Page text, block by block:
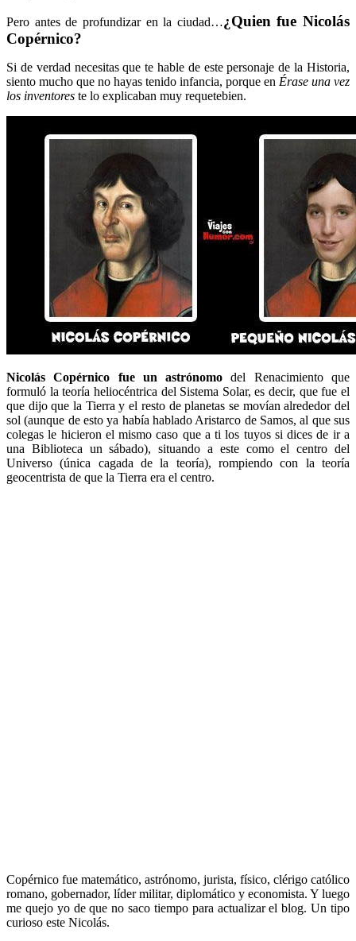
Pero antes de profundizar en la ciudad…¿Quien fue Nicolás
Copérnico?
Si de verdad necesitas que te hable de este personaje de la Historia,
siento mucho que no hayas tenido infancia, porque en Érase una vez
los inventores te lo explicaban muy requetebien.
Nicolás Copérnico fue un astrónomo del Renacimiento que
formuló la teoría heliocéntrica del Sistema Solar, es decir, que fue el
que dijo que la Tierra y el resto de planetas se movían alrededor del
sol (aunque de esto ya había hablado Aristarco de Samos, al que sus
colegas le hicieron el mismo caso que a ti los tuyos si dices de ir a
una Biblioteca un sábado), situando a este como el centro del
Universo (única cagada de la teoría), rompiendo con la teoría
geocentrista de que la Tierra era el centro.
Copérnico fue matemático, astrónomo, jurista, físico, clérigo católico
romano, gobernador, líder militar, diplomático y economista. Y luego
me quejo yo de que no saco tiempo para actualizar el blog. Un tipo
curioso este Nicolás.